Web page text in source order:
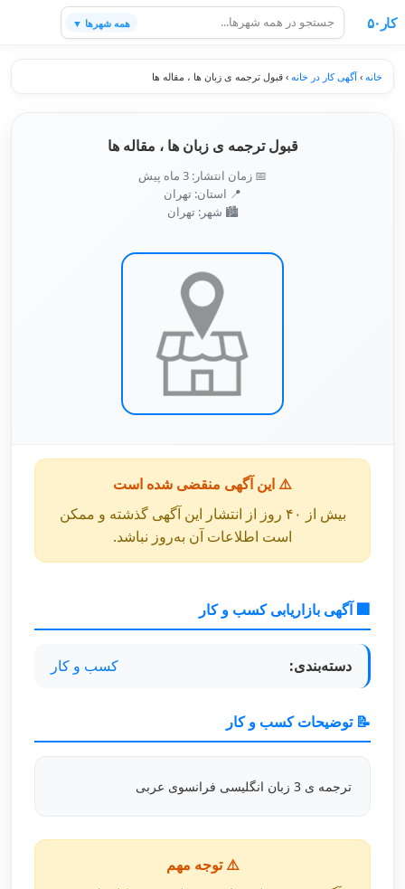
کار۵۰ همه شهرها ▼
خانه ›آگهی کار در خانه › قبول ترجمه ی زبان ها ، مقاله ها
قبول ترجمه ی زبان ها ، مقاله ها
📅 زمان انتشار: 3 ماه پیش
📍 استان: تهران
🏙️ شهر: تهران
⚠️ این آگهی منقضی شده است
بیش از ۴۰ روز از انتشار این آگهی گذشته و ممکن
است اطلاعات آن به‌روز نباشد.
🏢 آگهی بازاریابی کسب و کار
دسته‌بندی: کسب و کار
📝 توضیحات کسب و کار
ترجمه ی 3 زبان انگلیسی فرانسوی عربی
⚠️ توجه مهم